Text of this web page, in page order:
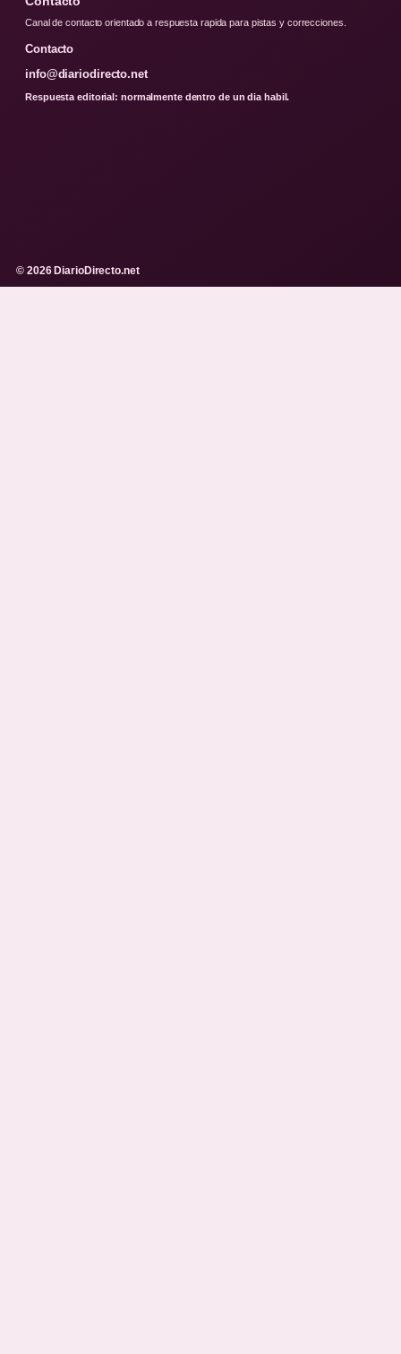
Canal de contacto orientado a respuesta rapida para pistas y correcciones.
Contacto
info@diariodirecto.net
Respuesta editorial: normalmente dentro de un dia habil.
© 2026 DiarioDirecto.net